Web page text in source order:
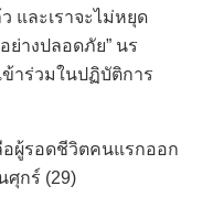
และเราจะไม่หยุด
ย่างปลอดภัย” นร
ข้าร่วมในปฏิบัติการ
อผู้รอดชีวิตคนแรกออก
ศุกร์ (29)